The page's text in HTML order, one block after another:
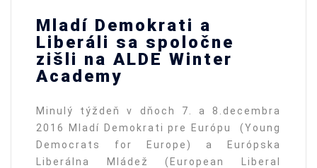
Mladí Demokrati a
Liberáli sa spoločne
zišli na ALDE Winter
Academy
Minulý týždeň v dňoch 7. a 8.decembra
2016 Mladí Demokrati pre Európu (Young
Democrats for Europe) a Európska
Liberálna Mládež (European Liberal